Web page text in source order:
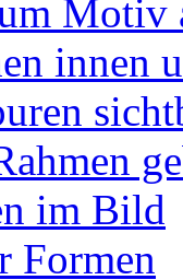
Motiv
innen
im Bild
Formen